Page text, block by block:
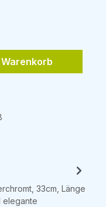
33cm, Länge
elegante